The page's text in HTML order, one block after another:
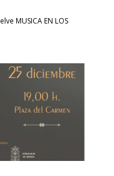
MUSICA EN LOS